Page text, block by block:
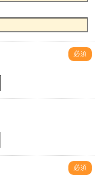
必須
必須